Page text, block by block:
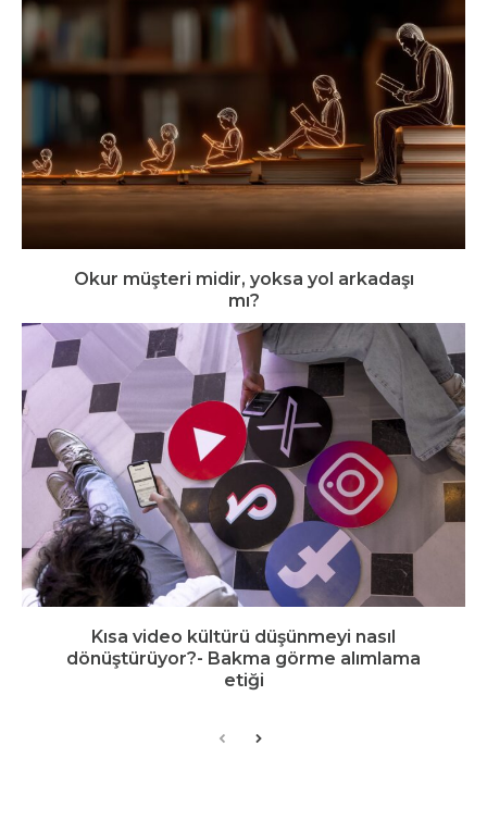
Okur müşteri midir, yoksa yol arkadaşı
mı?
Kısa video kültürü düşünmeyi nasıl
dönüştürüyor?- Bakma görme alımlama
etiği